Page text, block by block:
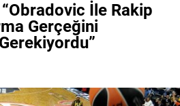
İle Rakip
Gerçeğini